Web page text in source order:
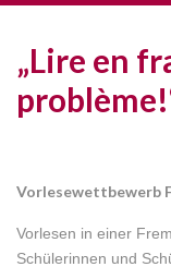
„Lire en
Vorlesewettbewerb
Vorlesen in einer
Schülerinnen und